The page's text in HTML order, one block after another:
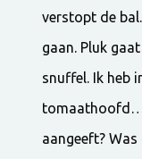
verstopt de
gaan. Pluk
snuffel. Ik heb
tomaathoofd…
aangeeft?